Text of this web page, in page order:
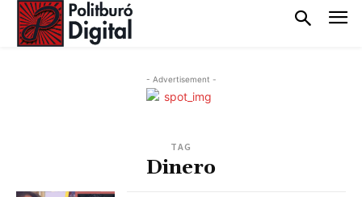
- Advertisement -
TAG
Dinero